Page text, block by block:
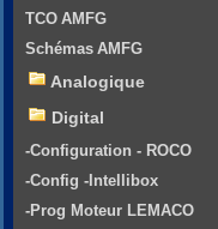
TCO AMFG
Schémas AMFG
Analogique
Digital
-Configuration - ROCO
-Config -Intellibox
-Prog Moteur LEMACO